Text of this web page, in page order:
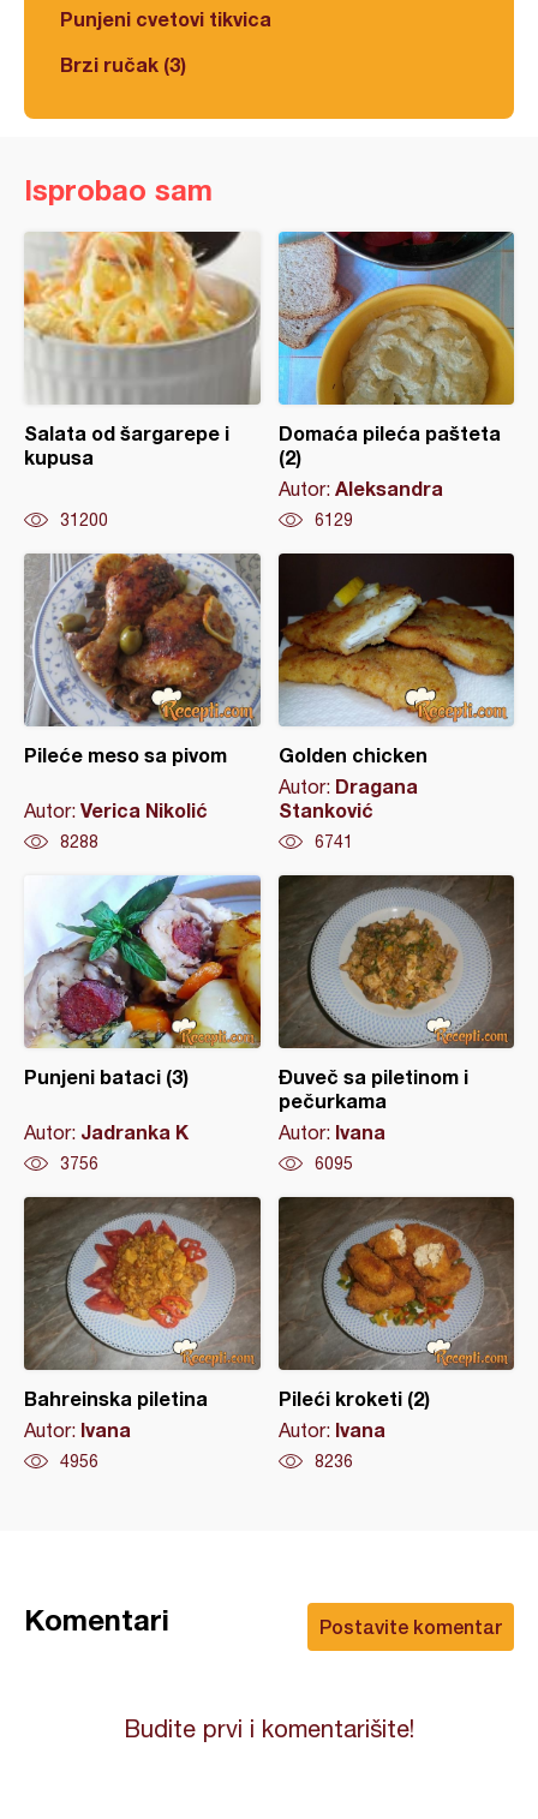
Punjeni cvetovi tikvica
Brzi ručak (3)
Isprobao sam
Salata od šargarepe i
kupusa
31200
Domaća pileća pašteta
(2)
Autor: Aleksandra
6129
Pileće meso sa pivom
Autor: Verica Nikolić
8288
Golden chicken
Autor: Dragana
Stanković
6741
Punjeni bataci (3)
Autor: Jadranka K
3756
Đuveč sa piletinom i
pečurkama
Autor: Ivana
6095
Bahreinska piletina
Autor: Ivana
4956
Pileći kroketi (2)
Autor: Ivana
8236
Postavite komentar
Komentari
Budite prvi i komentarišite!